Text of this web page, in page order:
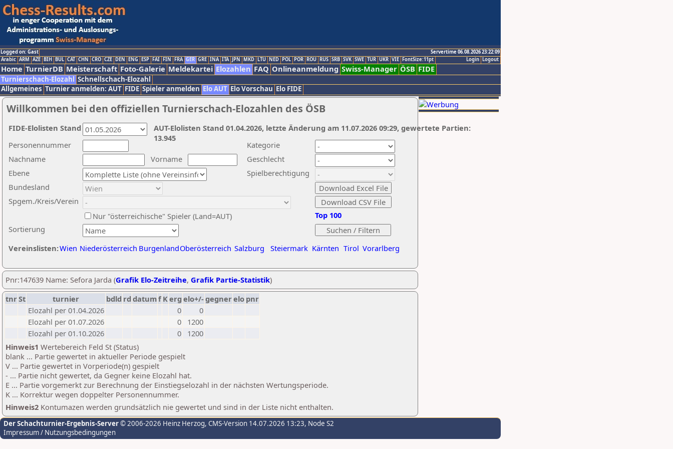
Logged on: Gast
Servertime 06.08.2026 23:22:09
Logout
Login
Arabic ARM AZE BIH BUL CAT CHN CRO CZE DEN ENG ESP FAI FIN FRA GER GRE INA ITA JPN MKD LTU NED POL POR ROU RUS SRB SVK SWE TUR UKR VIE FontSize:11pt
Home TurnierDB Meisterschaft Foto-Galerie Meldekartei Elozahlen FAQ Onlineanmeldung Swiss-Manager ÖSB FIDE
Turnierschach-Elozahl Schnellschach-Elozahl
Allgemeines Turnier anmelden: AUT FIDE Spieler anmelden Elo AUT Elo Vorschau Elo FIDE
Willkommen bei den offiziellen Turnierschach-Elozahlen des ÖSB
Nachname
Vorname
Ebene
Kategorie
Sortierung
Personennummer
Bundesland
Spgem./Kreis/Verein
Geschlecht
Nur "österreichische" Spieler (Land=AUT)
Spielberechtigung
Vereinslisten:Wien Niederösterreich BurgenlandOberösterreich Salzburg Steiermark Kärnten Tirol Vorarlberg
Top 100
AUT-Elolisten Stand 01.04.2026, letzte Änderung am 11.07.2026 09:29, gewertete Partien:
13.945
FIDE-Elolisten Stand
Pnr:147639 Name: Sefora Jarda (Grafik Elo-Zeitreihe, Grafik Partie-Statistik)
tnrSt turnier bdld rd datumf Kerg elo+/-gegnerelo pnr
Elozahl per 01.04.2026
0
0
Elozahl per 01.07.2026
0
1200
Elozahl per 01.10.2026
0
1200
Hinweis1 Wertebereich Feld St (Status)
blank ... Partie gewertet in aktueller Periode gespielt
V ... Partie gewertet in Vorperiode(n) gespielt
- ... Partie nicht gewertet, da Gegner keine Elozahl hat.
E ... Partie vorgemerkt zur Berechnung der Einstiegselozahl in der nächsten Wertungsperiode.
K ... Korrektur wegen doppelter Personennummer.
Hinweis2 Kontumazen werden grundsätzlich nie gewertet und sind in der Liste nicht enthalten.
Der Schachturnier-Ergebnis-Server© 2006-2026 Heinz Herzog, CMS-Version 14.07.2026 13:23, Node S2
Impressum / Nutzungsbedingungen